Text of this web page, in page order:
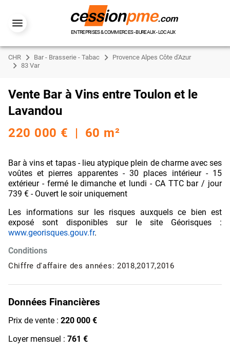
ENTREPRISES & COMMERCES - BUREAUX - LOCAUX
CHR Bar - Brasserie - Tabac
Provence Alpes Côte d'Azur
83 Var
Vente Bar à Vins entre Toulon et le
Lavandou
220 000 € | 60 m²
Bar à vins et tapas - lieu atypique plein de charme avec ses
voûtes et pierres apparentes - 30 places intérieur - 15
extérieur - fermé le dimanche et lundi - CA TTC bar / jour
739 € - Ouvert le soir uniquement
Les informations sur les risques auxquels ce bien est
exposé sont disponibles sur le site Géorisques :
www.georisques.gouv.fr.
Conditions
Chiffre d'affaire des années: 2018,2017,2016
Données Financières
Prix de vente : 220 000 €
Loyer mensuel : 761 €